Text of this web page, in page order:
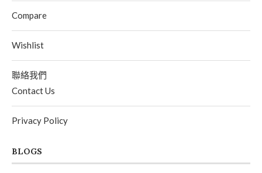
Compare
Wishlist
聯絡我們
Contact Us
Privacy Policy
BLOGS